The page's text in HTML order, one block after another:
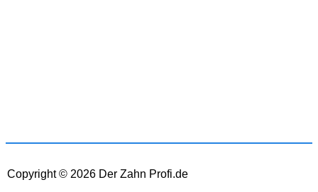
Copyright © 2026 Der Zahn Profi.de